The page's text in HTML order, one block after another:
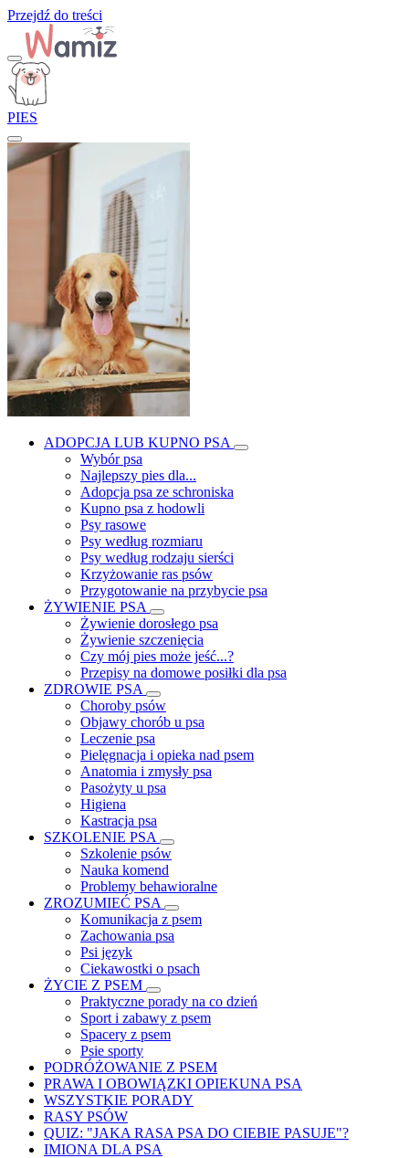
Przejdź do treści
PIES
ADOPCJA LUB KUPNO PSA
Wybór psa
Najlepszy pies dla...
Adopcja psa ze schroniska
Kupno psa z hodowli
Psy rasowe
Psy według rozmiaru
Psy według rodzaju sierści
Krzyżowanie ras psów
Przygotowanie na przybycie psa
ŻYWIENIE PSA
Żywienie dorosłego psa
Żywienie szczenięcia
Czy mój pies może jeść...?
Przepisy na domowe posiłki dla psa
ZDROWIE PSA
Choroby psów
Objawy chorób u psa
Leczenie psa
Pielęgnacja i opieka nad psem
Anatomia i zmysły psa
Pasożyty u psa
Higiena
Kastracja psa
SZKOLENIE PSA
Szkolenie psów
Nauka komend
Problemy behawioralne
ZROZUMIEĆ PSA
Komunikacja z psem
Zachowania psa
Psi język
Ciekawostki o psach
ŻYCIE Z PSEM
Praktyczne porady na co dzień
Sport i zabawy z psem
Spacery z psem
Psie sporty
PODRÓŻOWANIE Z PSEM
PRAWA I OBOWIĄZKI OPIEKUNA PSA
WSZYSTKIE PORADY
RASY PSÓW
QUIZ: "JAKA RASA PSA DO CIEBIE PASUJE"?
IMIONA DLA PSA